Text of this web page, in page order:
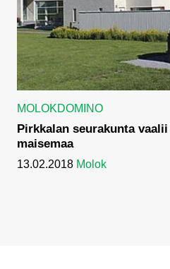
MOLOKDOMINO
Pirkkalan seurakunta
maisemaa
13.02.2018 Molok